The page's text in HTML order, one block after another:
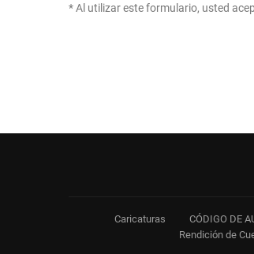
* Al utilizar este formulario, usted
Caricaturas CÓDIGO DE
Rendición de